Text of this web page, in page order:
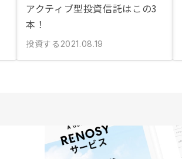
アクティブ型投資信託はこの3
本！
投資する 2021.08.19